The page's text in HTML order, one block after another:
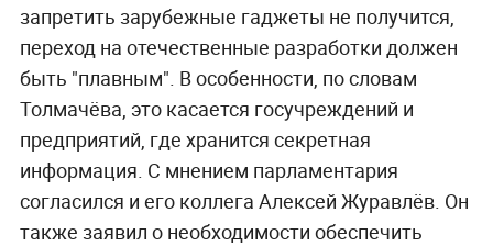
запретить зарубежные гаджеты не получится,
переход на отечественные разработки должен
быть "плавным". В особенности, по словам
Толмачёва, это касается госучреждений и
предприятий, где хранится секретная
информация. С мнением парламентария
согласился и его коллега Алексей Журавлёв. Он
также заявил о необходимости обеспечить